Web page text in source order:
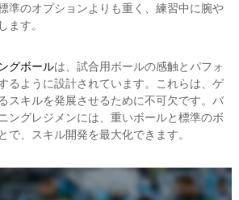
準のオプションよりも重く、練習中に腕や
ます。
グボールは、試合用ボールの感触とパフォ
るように設計されています。これらは、ゲ
スキルを発展させるために不可欠です。バ
ングレジメンには、重いボールと標準のボ
で、スキル開発を最大化できます。